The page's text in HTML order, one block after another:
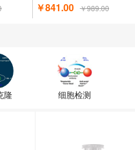
￥841.00 ￥989.00
隆 细胞检测